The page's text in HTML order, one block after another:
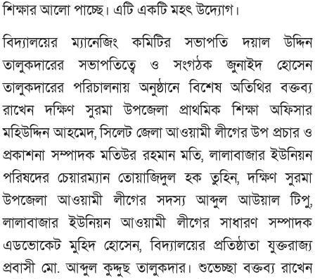
শিক্ষার আলো পাচ্ছে। এটি একটি মহৎ উদ্যোগ।
বিদ্যালয়ের ম্যানেজিং কমিটির সভাপতি দয়াল উদ্দিন
তালুকদারের সভাপতিত্বে ও সংগঠক জুনাইদ হোসেন
তালুকদারের পরিচালনায় অনুষ্ঠানে বিশেষ অতিথির বক্তব্য
রাখেন দক্ষিণ সুরমা উপজেলা প্রাথমিক শিক্ষা অফিসার
মহিউদ্দিন আহমেদ, সিলেট জেলা আওয়ামী লীগের উপ প্রচার ও
প্রকাশনা সম্পাদক মতিউর রহমান মতি, লালাবাজার ইউনিয়ন
পরিষদের চেয়ারম্যান তোয়াজিদুল হক তুহিন, দক্ষিণ সুরমা
উপজেলা আওয়ামী লীগের সদস্য আব্দুল আউয়াল টিপু,
লালাবাজার ইউনিয়ন আওয়ামী লীগের সাধারণ সম্পাদক
এডভোকেট মুহিদ হোসেন, বিদ্যালয়ের প্রতিষ্ঠাতা যুক্তরাজ্য
প্রবাসী মো. আব্দুল কুদ্দুছ তালুকদার। শুভেচ্ছা বক্তব্য রাখেন